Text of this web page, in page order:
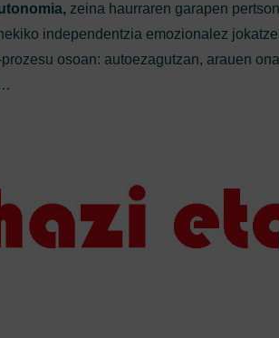
zeina haurraren garapen
independentzia emozionalez
osoan: autoezagutzan, arauen